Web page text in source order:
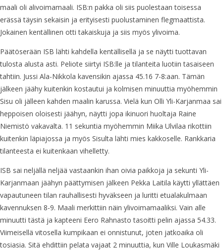
maali oli alivoimamaali. ISB:n pakka oli siis puolestaan toisessa
erässä täysin sekaisin ja erityisesti puolustaminen flegmaattista.
Jokainen kentällinen otti takaiskuja ja siis myös ylivoima.
Päätöserään ISB lähti kahdella kentällisellä ja se näytti tuottavan
tulosta alusta asti. Peliote siirtyi ISB:lle ja tilanteita luotiin tasaiseen
tahtiin. Jussi Ala-Nikkola kavensikin ajassa 45.16 7-8:aan. Tämän
jälkeen jäähy kuitenkin kostautui ja kolmisen minuuttia myöhemmin
Sisu oli jälleen kahden maalin karussa. Vielä kun Olli Yli-Karjanmaa sai
heppoisen oloisesti jäähyn, näytti jopa ikinuori huoltaja Raine
Niemistö vakavalta. 11 sekuntia myöhemmin Miika Ulvilaa rikottiin
kuitenkin läpiajossa ja myös Sisulta lähti mies kakkoselle. Rankkaria
tilanteesta ei kuitenkaan vihelletty.
ISB sai neljällä neljää vastaankin ihan oivia paikkoja ja sekunti Yli-
Karjanmaan jäähyn päättymisen jälkeen Pekka Laitila käytti yllättäen
vapautuneen tilan rauhallisesti hyväkseen ja luritti etualakulmaan
kavennuksen 8-9. Maali merkittiin näin ylivoimamaaliksi. Vain alle
minuutti tästä ja kapteeni Eero Rahnasto tasoitti pelin ajassa 54.33.
Viimeisellä vitosella kumpikaan ei onnistunut, joten jatkoaika oli
tosiasia. Sitä ehdittiin pelata vajaat 2 minuuttia, kun Ville Loukasmäki